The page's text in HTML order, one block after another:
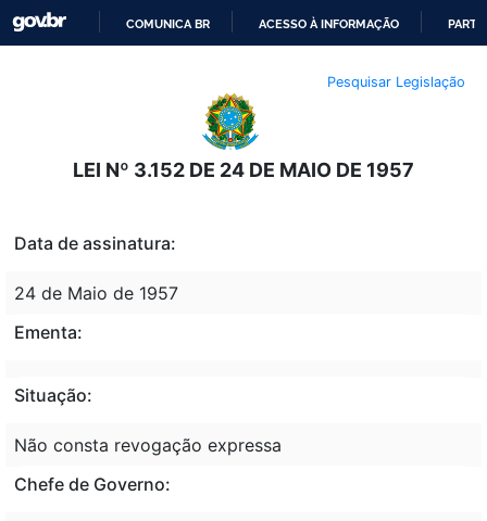
O
CONTEÚDO
COMUNICA BR ACESSO À INFORMAÇÃO
Pesquisar Legislação
LEI Nº 3.152 DE 24 DE MAIO DE 1957
Data de assinatura:
24 de Maio de 1957
Ementa:
Situação:
Não consta revogação expressa
Chefe de Governo: